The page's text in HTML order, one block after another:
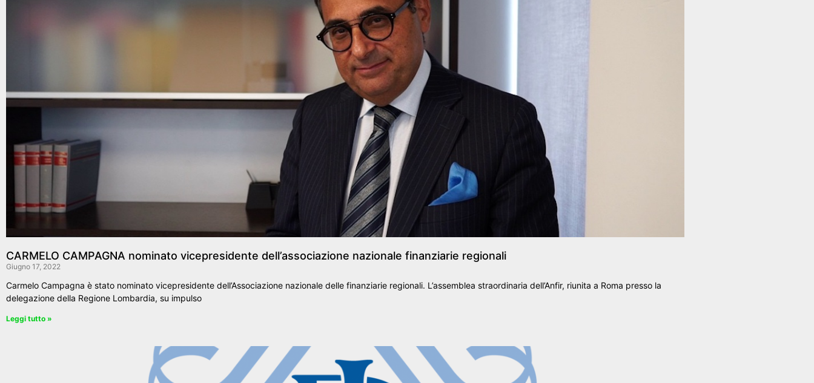
CARMELO CAMPAGNA nominato vicepresidente dell’associazione nazionale finanziarie regionali
Giugno 17, 2022
Carmelo Campagna è stato nominato vicepresidente dell’Associazione nazionale delle finanziarie regionali. L’assemblea straordinaria dell’Anfir, riunita a Roma presso la
delegazione della Regione Lombardia, su impulso
Leggi tutto »